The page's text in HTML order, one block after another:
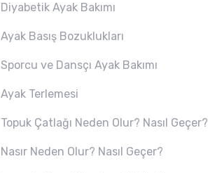
Diyabetik Ayak Bakımı
Ayak Basış Bozuklukları
Sporcu ve Dansçı Ayak Bakımı
Ayak Terlemesi
Topuk Çatlağı Neden Olur? Nasıl Geçer?
Nasır Neden Olur? Nasıl Geçer?